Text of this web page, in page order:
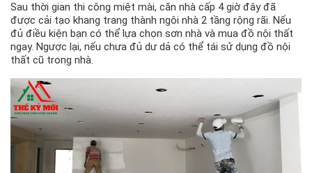
Sau thời gian thi công miệt mài, căn nhà cấp 4 giờ đây đã
được cải tạo khang trang thành ngôi nhà 2 tầng rộng rãi. Nếu
đủ điều kiện bạn có thể lựa chọn sơn nhà và mua đồ nội thất
ngay. Ngược lại, nếu chưa đủ dư dả có thể tái sử dụng đồ nội
thất cũ trong nhà.